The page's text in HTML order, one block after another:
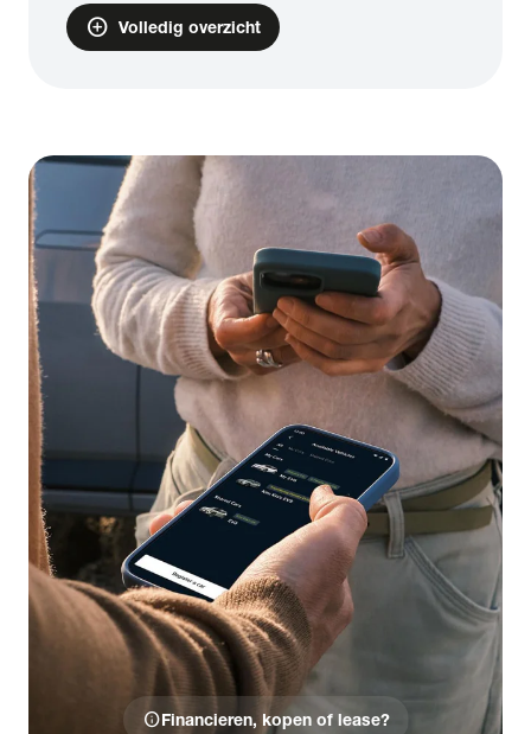
add_circle Volledig overzicht
infoFinancieren, kopen of lease?